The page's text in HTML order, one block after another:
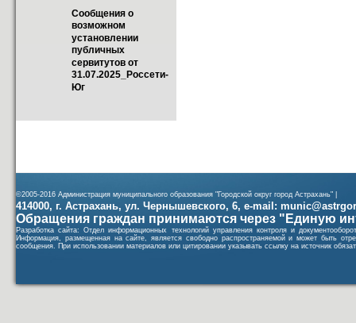
Сообщения о
возможном
установлении
публичных
сервитутов от
31.07.2025_Россети-
Юг
©2005-2016 Администрация муниципального образования "Городской округ город Астрахань" |
414000, г. Астрахань, ул. Чернышевского, 6, e-mail:
Обращения граждан принимаются через "Единую
Разработка сайта: Отдел информационных технологий управления контроля и
Информация, размещенная на сайте, является свободно распространяемой и может быть
сообщения. При использовании материалов или цитировании указывать ссылку на источник